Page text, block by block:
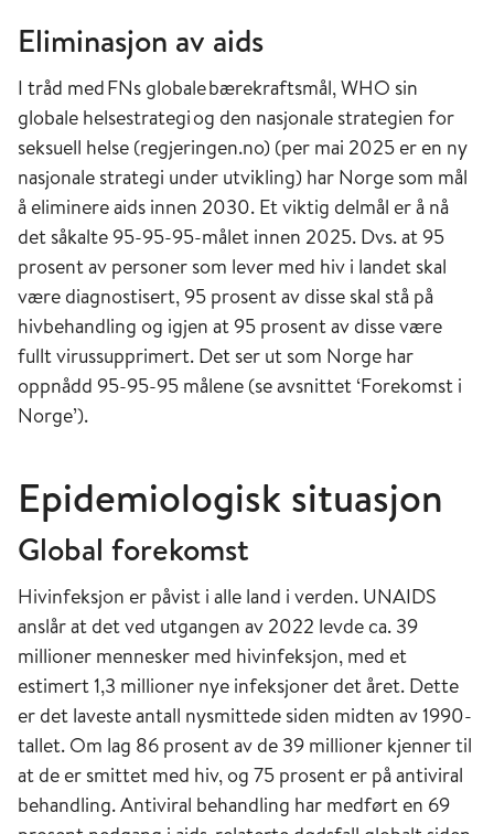
1960-tallet, døde i 1976. I ettertid har det vist
seg at sjømannen, hans kone og datter
hadde aids.
Hivantistofftest har vært tilgjengelig i Norge
siden våren 1985. De første legemidler mot aids
kom i bruk i 1987. Betydelig bedret
behandlingsopplegg ble tilgjengelig fra 1996.
Resistensbestemmelse av hiv har vært
tilgjengelig siden 1999.
Posteksponeringsprofylakse (PEP) ble i Norge
tilgjengelig 2009, preeksponeringsprofylakse
(PrEP) ble tilgjengelig tidlig 2017.
internasjonalt. Av frivillige organisasjoner kan
nevnes Helseutvalget (opprettet 1983), Aksept
(drevet av Kirkens bymisjon, opprettet 1987) og
HivNorge (opprettet 1999) som en
sammenslåing av Landsforeningen mot Aids
(stiftet 1987) og interesseorganisasjonen for
personer som lever med hiv, Pluss (stiftet 1988).
En ny organisasjon av og for personer som lever
med hiv (Nye Pluss) ble stiftet i 2012. Pro
Sentret, Oslo kommunes hjelpetilbud for
personer med erfaring fra å selge eller bytte
sex, ble opprettet i 1983. I 1993 ble Pro Sentret
også utnevnt til et nasjonalt kompetansesenter.
2007. Dette er et samarbeidsråd oppnevnt av
Helse- og omsorgsdepartementet og
Utenriksdepartementet med oppgave å
samordne de nasjonale tiltak med den
internasjonale aidspolitikken. Rådet har
medlemmer fra berørte statlige etater og fra
det sivile samfunn, inkludert representanter for
personer som lever med hiv og organisasjoner
som jobber med hivspørsmål både nasjonalt og
internasjonalt.
Helse- og omsorgsdepartementet, i samarbeid
Eliminasjon av aids
I tråd med FNs globale bærekraftsmål, WHO sin
globale helsestrategi og den nasjonale strategien for
seksuell helse (regjeringen.no) (per mai 2025 er en ny
nasjonale strategi under utvikling) har Norge som mål
å eliminere aids innen 2030. Et viktig delmål er å nå
det såkalte 95-95-95-målet innen 2025. Dvs. at 95
prosent av personer som lever med hiv i landet skal
være diagnostisert, 95 prosent av disse skal stå på
hivbehandling og igjen at 95 prosent av disse være
fullt virussupprimert. Det ser ut som Norge har
oppnådd 95-95-95 målene (se avsnittet ‘Forekomst i
Norge’).
Epidemiologisk situasjon
Global forekomst
Hivinfeksjon er påvist i alle land i verden. UNAIDS
anslår at det ved utgangen av 2022 levde ca. 39
millioner mennesker med hivinfeksjon, med et
estimert 1,3 millioner nye infeksjoner det året. Dette
er det laveste antall nysmittede siden midten av 1990-
tallet. Om lag 86 prosent av de 39 millioner kjenner til
at de er smittet med hiv, og 75 prosent er på antiviral
behandling. Antiviral behandling har medført en 69